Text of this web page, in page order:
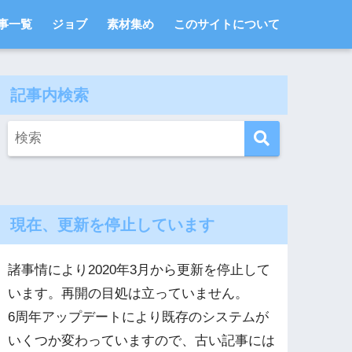
一覧 ジョブ 素材集め このサイトについて
記事内検索
現在、更新を停止しています
諸事情により2020年3月から更新を停止して
います。再開の目処は立っていません。
6周年アップデートにより既存のシステムが
いくつか変わっていますので、古い記事には